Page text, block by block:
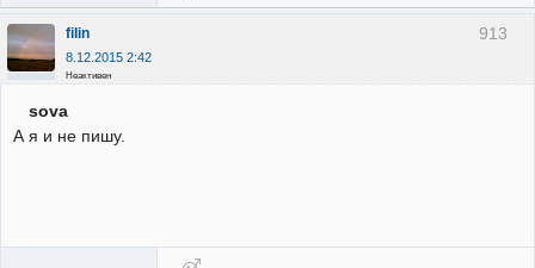
913
filin
8.12.2015 2:42
Неактивен
sova
А я и не пишу.